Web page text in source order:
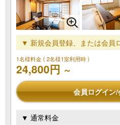
▼ 新規会員登録、または会員
1名様料金( 2名様1室利用時 )
24,800円 ～
会員ログイン
▼ 通常料金